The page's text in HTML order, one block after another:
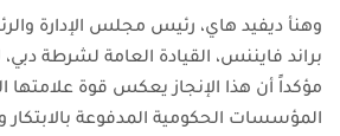
وهنأ ديفيد هاي، رئيس مجلس الإدارة
براند فايننس، القيادة العامة لشرطة
مؤكداً أن هذا الإنجاز يعكس قوة علامتها
المؤسسات الحكومية المدفوعة بالابتكار